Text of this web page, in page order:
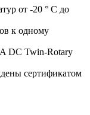
от -20 ° C до
к одному
DC Twin-Rotary
сертификатом